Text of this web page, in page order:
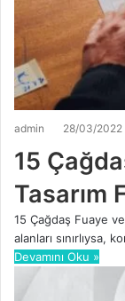
admin 28/03/2022
15
Tasarım
15 Çağdaş Fuaye
alanları sınırlıysa,
Devamını Oku »